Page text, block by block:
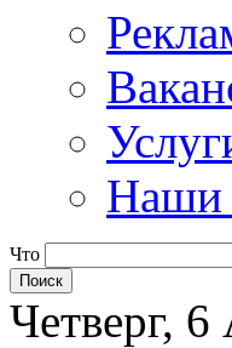
Наши
Что
Четверг, 6